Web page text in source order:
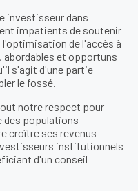
investisseur dans
impatients de soutenir
de l'accès à
abordables et opportuns
s'agit d'une partie
le fossé.
notre respect pour
des populations
croître ses revenus
institutionnels
d'un conseil